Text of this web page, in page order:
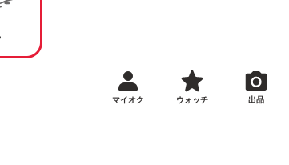
マイオク ウォッチ 出品